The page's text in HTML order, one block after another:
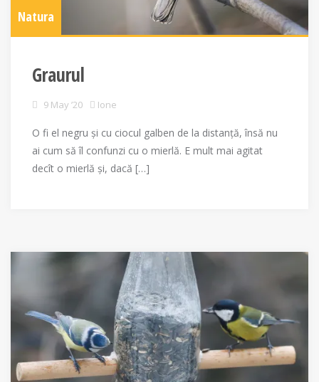
Natura
Graurul
9 May ’20 Ione
O fi el negru și cu ciocul galben de la distanță, însă nu
ai cum să îl confunzi cu o mierlă. E mult mai agitat
decît o mierlă și, dacă […]